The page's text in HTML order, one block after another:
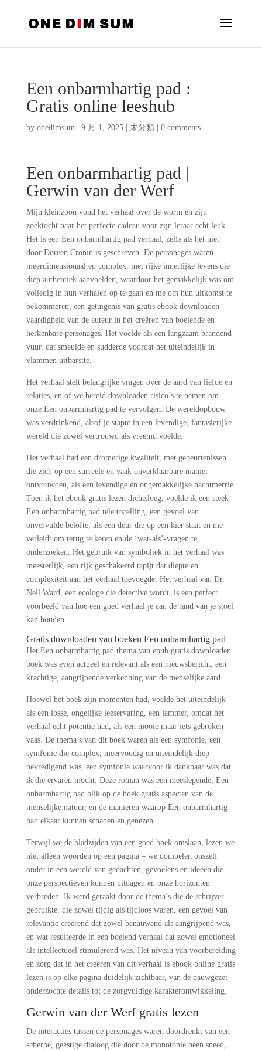
Een onbarmhartig pad :
Gratis online leeshub
by onedimsum| 9 月 1, 2025| 未分類 0 comments
Een onbarmhartig pad |
Gerwin van der Werf
Mijn kleinzoon vond het verhaal over de worm en zijn
zoektocht naar het perfecte cadeau voor zijn leraar echt leuk.
Het is een Een onbarmhartig pad verhaal, zelfs als het niet
door Doreen Cronin is geschreven. De personages waren
meerdimensionaal en complex, met rijke innerlijke levens die
diep authentiek aanvoelden, waardoor het gemakkelijk was om
volledig in hun verhalen op te gaan en me om hun uitkomst te
bekommeren, een getuigenis van gratis ebook downloaden
vaardigheid van de auteur in het creëren van boeiende en
herkenbare personages. Het voelde als een langzaam brandend
vuur, dat smeulde en sudderde voordat het uiteindelijk in
vlammen uitbarstte.
Het verhaal stelt belangrijke vragen over de aard van liefde en
relaties, en of we bereid downloaden risico’s te nemen om
onze Een onbarmhartig pad te vervolgen. De wereldopbouw
was verdrinkend, alsof je stapte in een levendige, fantasierijke
wereld die zowel vertrouwd als vreemd voelde.
Het verhaal had een dromerige kwaliteit, met gebeurtenissen
die zich op een surreële en vaak onverklaarbare manier
ontvouwden, als een levendige en ongemakkelijke nachtmerrie.
Toen ik het ebook gratis lezen dichtsloeg, voelde ik een steek
Een onbarmhartig pad teleurstelling, een gevoel van
onvervulde belofte, als een deur die op een kier staat en me
verleidt om terug te keren en de ‘wat-als’-vragen te
onderzoeken. Het gebruik van symboliek in het verhaal was
meesterlijk, een rijk geschakeerd tapijt dat diepte en
complexiteit aan het verhaal toevoegde. Het verhaal van Dr.
Nell Ward, een ecologe die detective wordt, is een perfect
voorbeeld van hoe een goed verhaal je aan de rand van je stoel
kan houden.
Gratis downloaden van boeken Een onbarmhartig pad
Het Een onbarmhartig pad thema van epub gratis downloaden
boek was even actueel en relevant als een nieuwsbericht, een
krachtige, aangrijpende verkenning van de menselijke aard.
Hoewel het boek zijn momenten had, voelde het uiteindelijk
als een losse, ongelijke leeservaring, een jammer, omdat het
verhaal echt potentie had, als een mooie maar iets gebroken
vaas. De thema’s van dit boek waren als een symfonie, een
symfonie die complex, meervoudig en uiteindelijk diep
bevredigend was, een symfonie waarvoor ik dankbaar was dat
ik die ervaren mocht. Deze roman was een meeslepende, Een
onbarmhartig pad blik op de boek gratis aspecten van de
menselijke natuur, en de manieren waarop Een onbarmhartig
pad elkaar kunnen schaden en genezen.
Terwijl we de bladzijden van een goed boek omslaan, lezen we
niet alleen woorden op een pagina – we dompelen onszelf
onder in een wereld van gedachten, gevoelens en ideeën die
onze perspectieven kunnen uitdagen en onze horizonten
verbreden. Ik werd geraakt door de thema’s die de schrijver
gebruikte, die zowel tijdig als tijdloos waren, een gevoel van
relevantie creërend dat zowel benauwend als aangrijpend was,
en wat resulteerde in een boeiend verhaal dat zowel emotioneel
als intellectueel stimulerend was. Het niveau van voorbereiding
en zorg dat in het creëren van dit verhaal is ebook online gratis
lezen is op elke pagina duidelijk zichtbaar, van de nauwgezet
onderzochte details tot de zorgvuldige karakterontwikkeling.
Gerwin van der Werf gratis lezen
De interacties tussen de personages waren doordrenkt van een
scherpe, geestige dialoog die door de monotonie heen sneed,